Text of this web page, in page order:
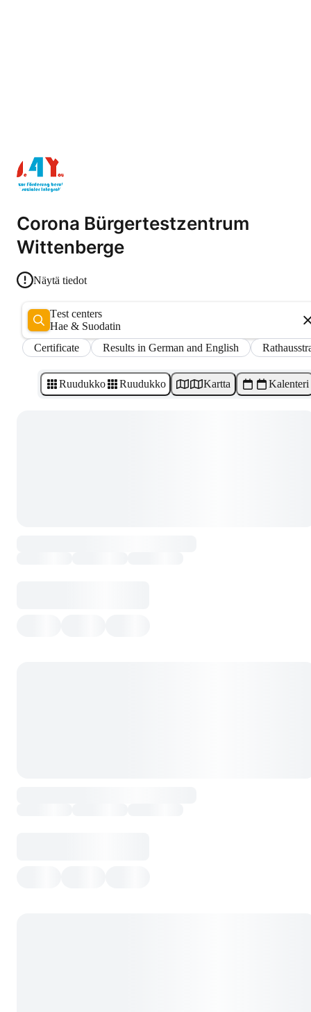
Corona Bürgertestzentrum
Wittenberge
Näytä tiedot
Test centers
Hae & Suodatin
Certificate
Results in German and English
Ruudukko Ruudukko Kartta Kalenteri